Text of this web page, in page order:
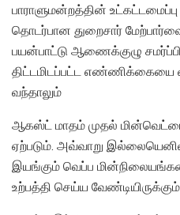
பாராளுமன்றத்தின் உட்கட்டமைப்பு
தொடர்பான துறைசார்
பயன்பாட்டு ஆணைக்குழு
திட்டமிடப்பட்ட எண்ணிக்கையை
வந்தாலும்
ஆகஸ்ட் மாதம் முதல்
ஏற்படும். அவ்வாறு
இயங்கும் வெப்ப
உற்பத்தி செய்ய